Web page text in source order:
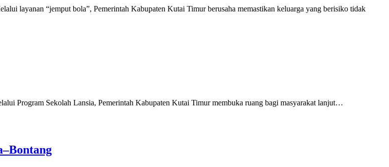
layanan “jemput bola”, Pemerintah Kabupaten Kutai Timur berusaha memastikan keluarga yang berisiko tidak
Program Sekolah Lansia, Pemerintah Kabupaten Kutai Timur membuka ruang bagi masyarakat lanjut…